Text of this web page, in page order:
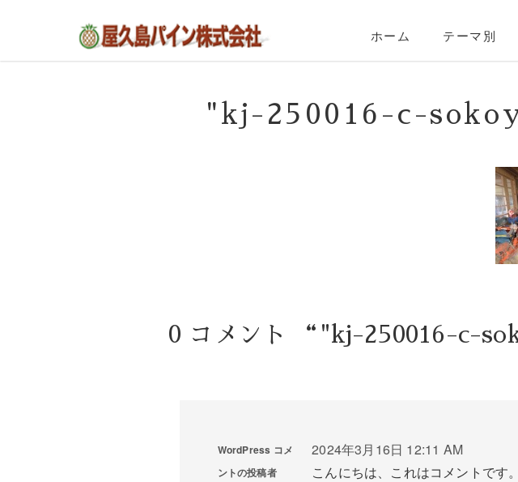
屋久島パイン株式会社
タルサイト
ホーム テーマ別
"kj-250016-c-
0 コメント “"kj-250016-c-
WordPress コメ
ントの投稿者
2024年3月16日 12:11 AM
こんにちは、これはコメントです。